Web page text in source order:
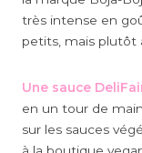
très intense en
petits, mais plutôt
Une sauce
en un tour de
sur les sauces
à la boutique